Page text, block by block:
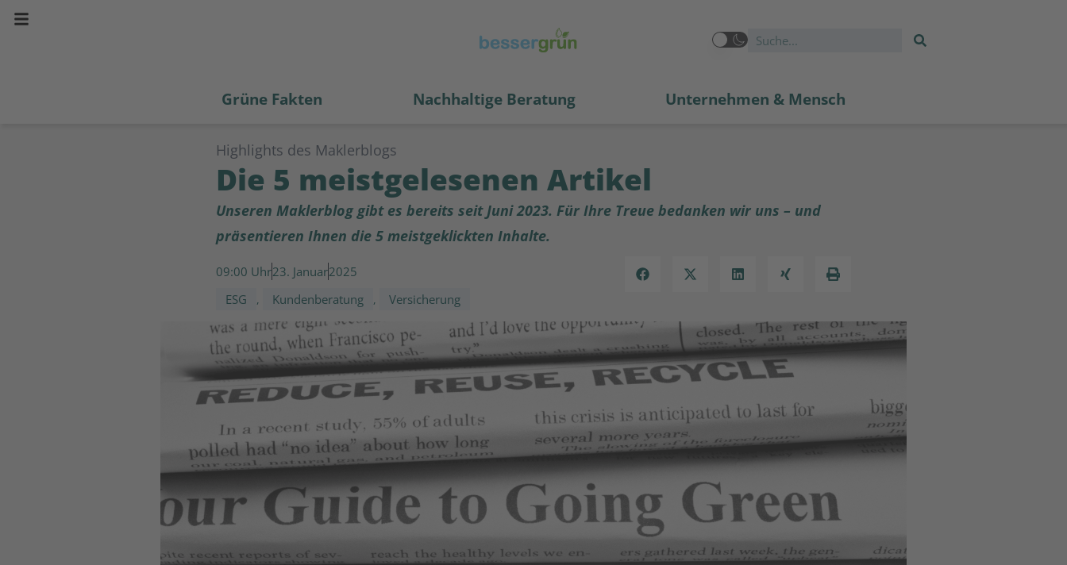
Grüne Fakten Nachhaltige Beratung Unternehmen & Mensch
Highlights des Maklerblogs
Die 5 meistgelesenen Artikel
Unseren Maklerblog gibt es bereits seit Juni 2023. Für Ihre Treue bedanken wir uns – und
präsentieren Ihnen die 5 meistgeklickten Inhalte.
09:00 23. Januar2025
ESG
, Kundenberatung , Versicherung